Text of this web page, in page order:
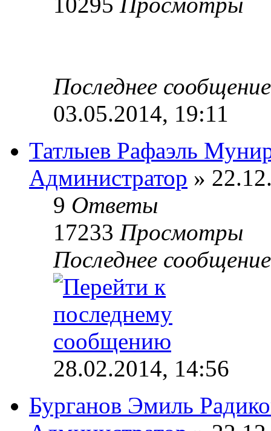
Последнее
03.05.2014, 19:11
Татлыев Рафаэль
Администратор »
9 Ответы
17233 Просмотры
Последнее
28.02.2014, 14:56
Бурганов Эмиль